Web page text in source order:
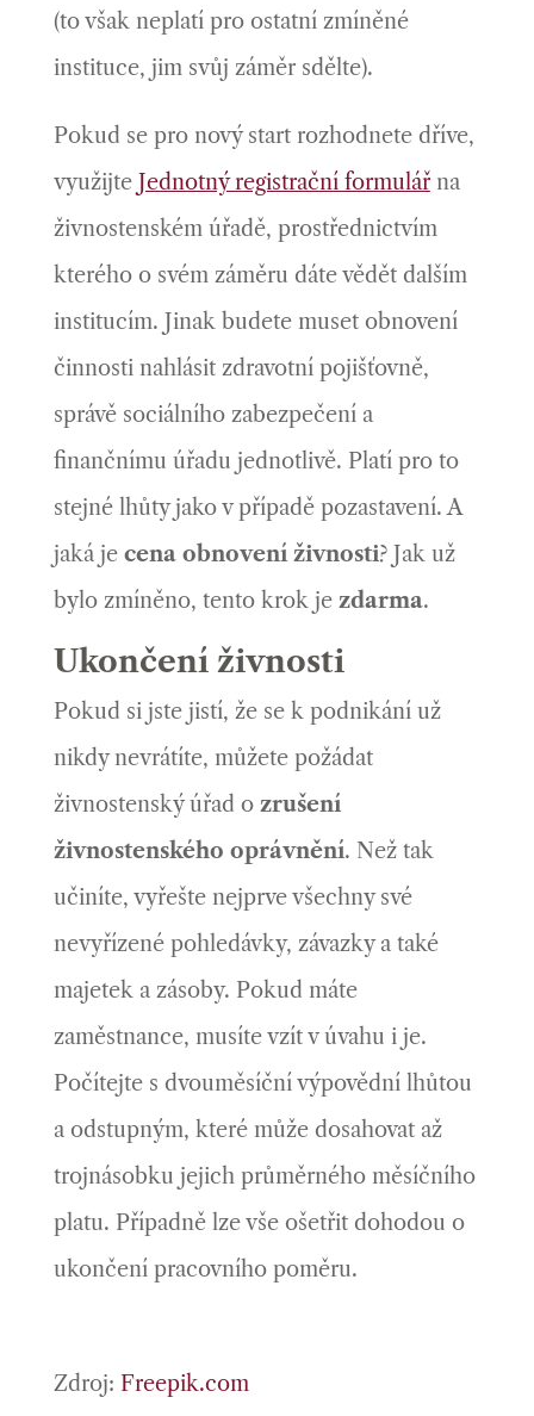
(to však neplatí pro ostatní zmíněné
instituce, jim svůj záměr sdělte).
Pokud se pro nový start rozhodnete dříve,
využijte Jednotný registrační formulářna
živnostenském úřadě, prostřednictvím
kterého o svém záměru dáte vědět dalším
institucím. Jinak budete muset obnovení
činnosti nahlásit zdravotní pojišťovně,
správě sociálního zabezpečení a
finančnímu úřadu jednotlivě. Platí pro to
stejné lhůty jako v případě pozastavení. A
jaká je cena obnovení živnosti? Jak už
bylo zmíněno, tento krok je zdarma.
Ukončení živnosti
Pokud si jste jistí, že se k podnikání už
nikdy nevrátíte, můžete požádat
živnostenský úřad o zrušení
živnostenského oprávnění. Než tak
učiníte, vyřešte nejprve všechny své
nevyřízené pohledávky, závazky a také
majetek a zásoby. Pokud máte
zaměstnance, musíte vzít v úvahu i je.
Počítejte s dvouměsíční výpovědní lhůtou
a odstupným, které může dosahovat až
trojnásobku jejich průměrného měsíčního
platu. Případně lze vše ošetřit dohodou o
ukončení pracovního poměru.
Zdroj: Freepik.com